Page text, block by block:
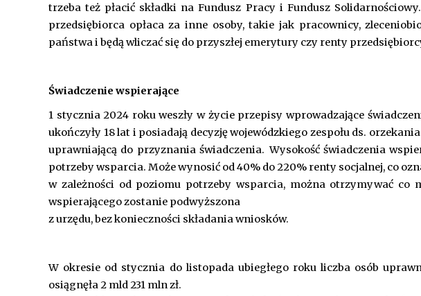
trzeba też płacić składki na Fundusz Pracy i Fundusz
przedsiębiorca opłaca za inne osoby, takie jak pracownicy,
państwa i będą wliczać się do przyszłej emerytury czy renty
Świadczenie wspierające
1 stycznia 2024 roku weszły w życie przepisy wprowadzające
ukończyły 18 lat i posiadają decyzję wojewódzkiego zespołu ds.
uprawniającą do przyznania świadczenia. Wysokość świadczenia
potrzeby wsparcia. Może wynosić od 40% do 220% renty socjalnej, co
w zależności od poziomu potrzeby wsparcia, można otrzymywać co
wspierającego zostanie podwyższona
z urzędu, bez konieczności składania wniosków.
W okresie od stycznia do listopada ubiegłego roku liczba osób
osiągnęła 2 mld 231 mln zł.